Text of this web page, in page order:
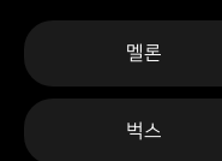
멜론
벅스